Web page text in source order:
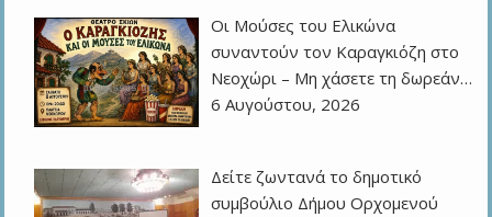
Οι Μούσες του Ελικώνα
συναντούν τον Καραγκιόζη στο
Νεοχώρι – Μη χάσετε τη δωρεάν…
6 Αυγούστου, 2026
Δείτε ζωντανά το δημοτικό
συμβούλιο Δήμου Ορχομενού